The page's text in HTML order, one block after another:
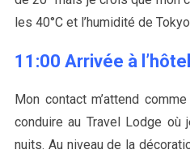
les 40°C et l’humidité de
11:00 Arrivée à
Mon contact m’attend
conduire au Travel Lodge
nuits. Au niveau de la